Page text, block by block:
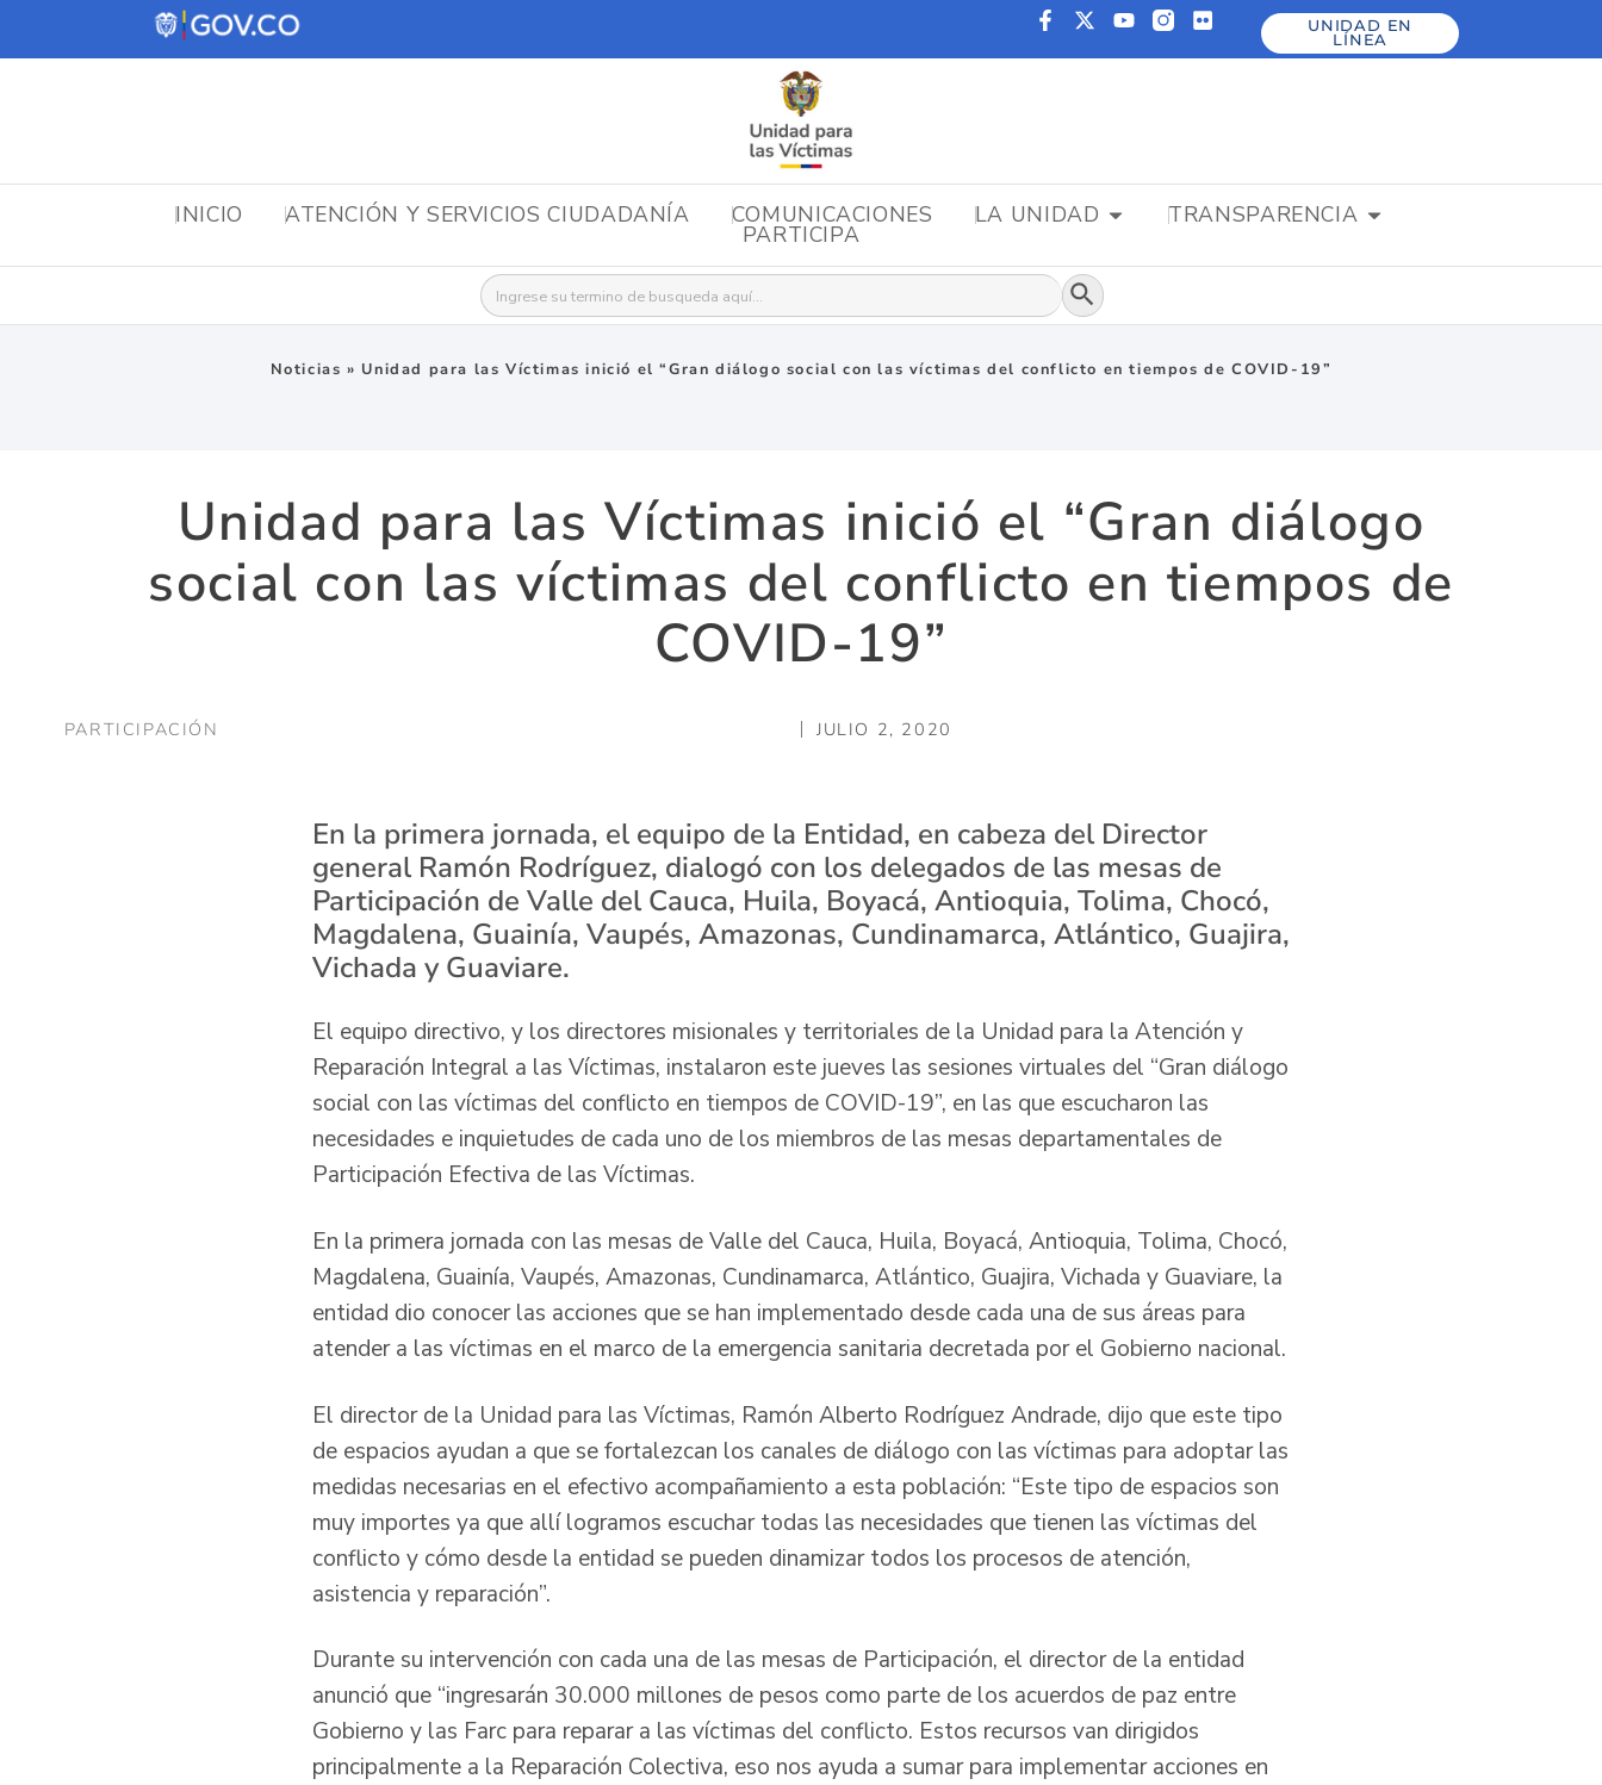
UNIDAD EN
LÍNEA
INICIO ATENCIÓN Y SERVICIOS CIUDADANÍA COMUNICACIONES LA UNIDAD TRANSPARENCIA
PARTICIPA
Buscar: Botón de búsqueda
Noticias » Unidad para las Víctimas inició el “Gran diálogo social con las víctimas del conflicto en tiempos de COVID-19”
Unidad para las Víctimas inició el “Gran diálogo
social con las víctimas del conflicto en tiempos de
COVID-19”
PARTICIPACIÓN JULIO 2, 2020
En la primera jornada, el equipo de la Entidad, en cabeza del Director
general Ramón Rodríguez, dialogó con los delegados de las mesas de
Participación de Valle del Cauca, Huila, Boyacá, Antioquia, Tolima, Chocó,
Magdalena, Guainía, Vaupés, Amazonas, Cundinamarca, Atlántico, Guajira,
Vichada y Guaviare.
El equipo directivo, y los directores misionales y territoriales de la Unidad para la Atención y
Reparación Integral a las Víctimas, instalaron este jueves las sesiones virtuales del “Gran diálogo
social con las víctimas del conflicto en tiempos de COVID-19”, en las que escucharon las
necesidades e inquietudes de cada uno de los miembros de las mesas departamentales de
Participación Efectiva de las Víctimas.
En la primera jornada con las mesas de Valle del Cauca, Huila, Boyacá, Antioquia, Tolima, Chocó,
Magdalena, Guainía, Vaupés, Amazonas, Cundinamarca, Atlántico, Guajira, Vichada y Guaviare, la
entidad dio conocer las acciones que se han implementado desde cada una de sus áreas para
atender a las víctimas en el marco de la emergencia sanitaria decretada por el Gobierno nacional.
El director de la Unidad para las Víctimas, Ramón Alberto Rodríguez Andrade, dijo que este tipo
de espacios ayudan a que se fortalezcan los canales de diálogo con las víctimas para adoptar las
medidas necesarias en el efectivo acompañamiento a esta población: “Este tipo de espacios son
muy importes ya que allí logramos escuchar todas las necesidades que tienen las víctimas del
conflicto y cómo desde la entidad se pueden dinamizar todos los procesos de atención,
asistencia y reparación”.
Durante su intervención con cada una de las mesas de Participación, el director de la entidad
anunció que “ingresarán 30.000 millones de pesos como parte de los acuerdos de paz entre
Gobierno y las Farc para reparar a las víctimas del conflicto. Estos recursos van dirigidos
principalmente a la Reparación Colectiva, eso nos ayuda a sumar para implementar acciones en